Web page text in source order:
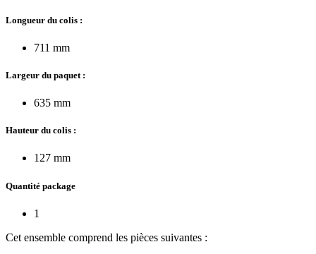
Longueur du colis :
711 mm
Largeur du paquet :
635 mm
Hauteur du colis :
127 mm
Quantité package
1
Cet ensemble comprend les pièces suivantes :